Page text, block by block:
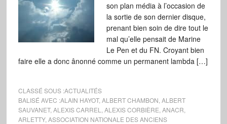
son plan média à l’occasion de
la sortie de son dernier disque,
prenant bien soin de dire tout le
mal qu’elle pensait de Marine
Le Pen et du FN. Croyant bien
faire elle a donc ânonné comme un permanent lambda […]
CLASSÉ SOUS :ACTUALITÉS
BALISÉ AVEC :ALAIN HAYOT, ALBERT CHAMBON ALBERT
SAUVANET, ALEXIS CARREL ALEXIS CORBIÈRE ANACR
ARLETTY, ASSOCIATION NATIONALE DES ANCIENS